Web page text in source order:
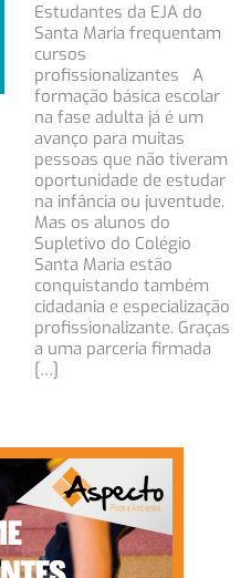
Estudantes da EJA do
Santa Maria frequentam
cursos
profissionalizantes A
formação básica escolar
na fase adulta já é um
avanço para muitas
pessoas que não tiveram
oportunidade de estudar
na infância ou juventude.
Mas os alunos do
Supletivo do Colégio
Santa Maria estão
conquistando também
cidadania e especialização
profissionalizante. Graças
a uma parceria firmada
[…]